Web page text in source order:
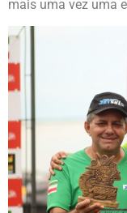
mais uma vez uma